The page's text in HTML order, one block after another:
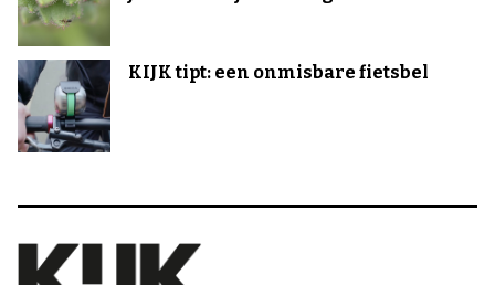
KIJK tipt: een onmisbare fietsbel